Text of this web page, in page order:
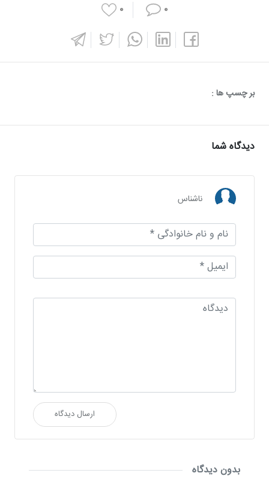
۰ ۰
بر چسپ ها :
دیدگاه شما
ناشناس
ارسال دیدگاه
بدون دیدگاه